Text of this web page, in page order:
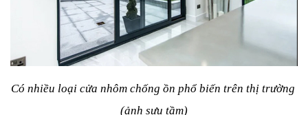
Có nhiều loại cửa nhôm chống ồn phổ biến trên thị trường
(ảnh sưu tầm)